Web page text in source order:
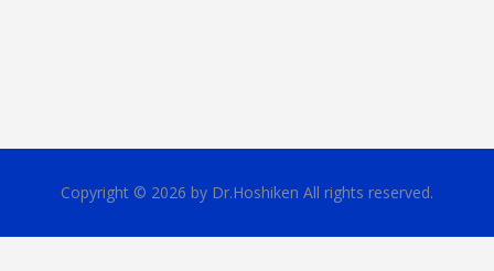
Copyright © 2026 by Dr.Hoshiken All rights reserved.